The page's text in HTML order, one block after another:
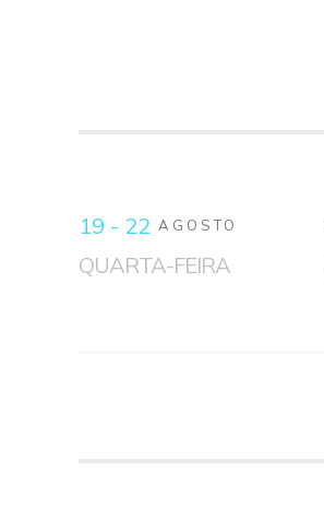
19 - 22 AGOSTO
QUARTA-FEIRA